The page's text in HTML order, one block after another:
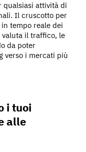
qualsiasi attività di
Il cruscotto per
tempo reale dei
il traffico, le
da poter
verso i mercati più
i tuoi
alle